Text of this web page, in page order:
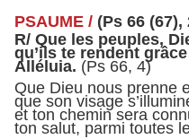
PSAUME / (Ps 66 (67),
R/ Que les peuples,
qu’ils te rendent
Alléluia. (Ps 66, 4)
Que Dieu nous prenne
que son visage
et ton chemin sera
ton salut, parmi toutes